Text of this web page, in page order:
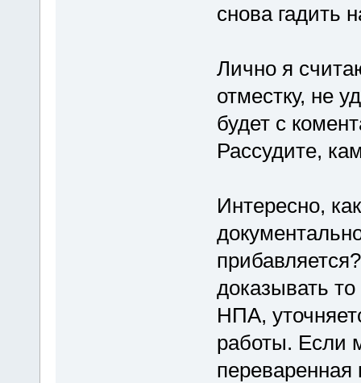
снова гадить
Лично я
отместку, не
будет с
Рассудите,
Интересно,
доказывать
НПА,
работы. Если
переваренная